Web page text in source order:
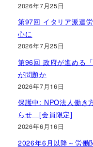
2026年7月25日
第97回 イタリア派遣
心に
2026年7月25日
第96回 政府が進める
が問題か
2026年7月16日
保護中: NPO法人働き
らせ [会員限定]
2026年6月16日
2026年6月以降～労働